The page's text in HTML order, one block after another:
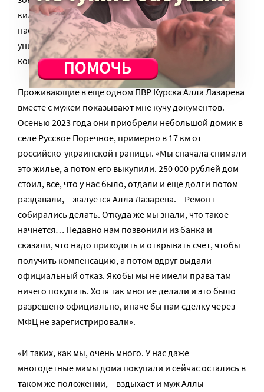
километрах. Есть и другие более отдаленные
населенные пункты, которые захвачены или
уничтожены, и жители которых пока остаются без
компенсации.
Проживающие в еще одном ПВР Курска Алла Лазарева
вместе с мужем показывают мне кучу документов.
Осенью 2023 года они приобрели небольшой домик в
селе Русское Поречное, примерно в 17 км от
российско-украинской границы. «Мы сначала снимали
это жилье, а потом его выкупили. 250 000 рублей дом
стоил, все, что у нас было, отдали и еще долги потом
раздавали, – жалуется Алла Лазарева. – Ремонт
собирались делать. Откуда же мы знали, что такое
начнется… Недавно нам позвонили из банка и
сказали, что надо приходить и открывать счет, чтобы
получить компенсацию, а потом вдруг выдали
официальный отказ. Якобы мы не имели права там
ничего покупать. Хотя так многие делали и это было
разрешено официально, иначе бы нам сделку через
МФЦ не зарегистрировали».
«И таких, как мы, очень много. У нас даже
многодетные мамы дома покупали и сейчас остались в
таком же положении, – вздыхает и муж Аллы